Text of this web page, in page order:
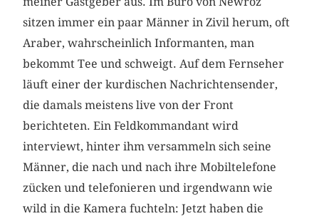
sitzen immer ein paar Männer in Zivil herum, oft
Araber, wahrscheinlich Informanten, man
bekommt Tee und schweigt. Auf dem Fernseher
läuft einer der kurdischen Nachrichtensender,
die damals meistens live von der Front
berichteten. Ein Feldkommandant wird
interviewt, hinter ihm versammeln sich seine
Männer, die nach und nach ihre Mobiltelefone
zücken und telefonieren und irgendwann wie
wild in die Kamera fuchteln: Jetzt haben die